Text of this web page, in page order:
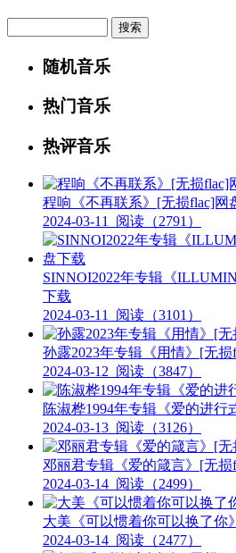
随机音乐
热门音乐
热评音乐
程响《不再联系》[无损flac]网
2024-03-11
阅读（2791）
SINNOI2022年专辑《
下载
2024-03-11
阅读（3101）
孙露2023年专辑《用情》[无损
2024-03-12 阅读（3847）
陈淑桦1994年专辑《爱的进行
2024-03-13 阅读（3126）
邓丽君专辑《爱的箴言》[无损
2024-03-14 阅读（2499）
大美《可以惯着你可以换了你
2024-03-14 阅读（2477）